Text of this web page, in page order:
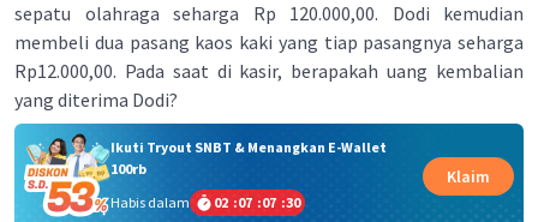
sepatu olahraga seharga Rp 120.000,00. Dodi kemudian
membeli dua pasang kaos kaki yang tiap pasangnya seharga
Rp12.000,00. Pada saat di kasir, berapakah uang kembalian
yang diterima Dodi?
Ikuti Tryout SNBT & Menangkan E-Wallet
100rb
Habis dalam
02 :07 :07 :30
Klaim